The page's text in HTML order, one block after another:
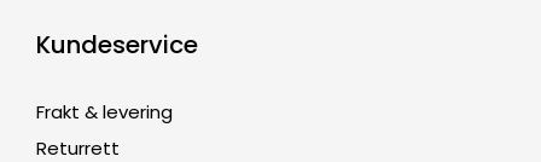
Kundeservice
Frakt & levering
Returrett